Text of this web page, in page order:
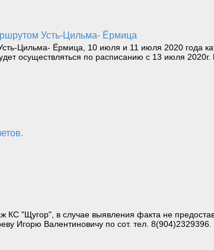
Усть-Цильма- Ёрмица
Цильма- Ёрмица, 10 июля и 11 июля 2020 года
осуществляться по расписанию с 13 июля
"Щугор", в случае выявления факта не
Игорю Валентиновичу по сот. тел. 8(904)2329396.